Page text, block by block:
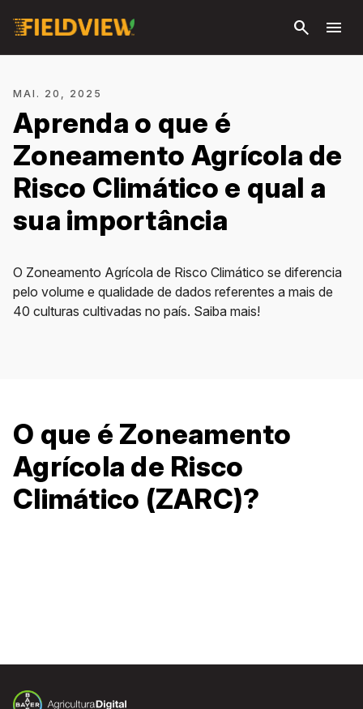
principal
search menu
MAI. 20, 2025
Aprenda o que é
Zoneamento Agrícola de
Risco Climático e qual a
sua importância
O Zoneamento Agrícola de Risco Climático se diferencia
pelo volume e qualidade de dados referentes a mais de
40 culturas cultivadas no país. Saiba mais!
O que é Zoneamento
Agrícola de Risco
Climático (ZARC)?